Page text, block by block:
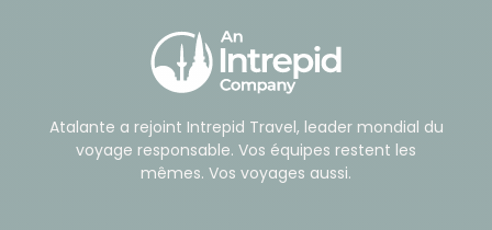
Atalante a rejoint Intrepid Travel, leader mondial du
voyage responsable. Vos équipes restent les
mêmes. Vos voyages aussi.